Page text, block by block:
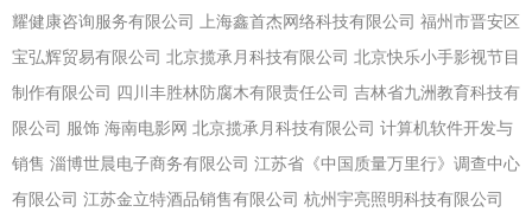
耀健康咨询服务有限公司
上海鑫首杰网络科技有限公司 福州市晋安区
宝弘辉贸易有限公司 北京揽承月科技有限公司 北京快乐小手影视节目
制作有限公司 四川丰胜林防腐木有限责任公司 吉林省九洲教育科技有
限公司 服饰 海南电影网 北京揽承月科技有限公司 计算机软件开发与
销售 淄博世晨电子商务有限公司 江苏省《中国质量万里行》调查中心
有限公司 江苏金立特酒品销售有限公司 杭州宇亮照明科技有限公司